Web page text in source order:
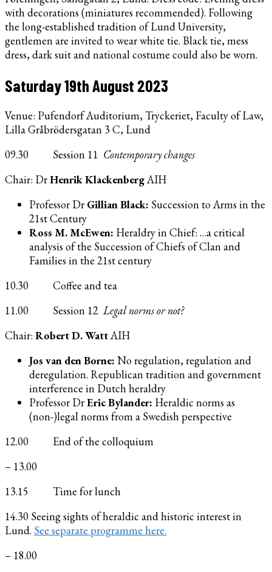
with decorations (miniatures recommended). Following
the long-established tradition of Lund University,
gentlemen are invited to wear white tie. Black tie, mess
dress, dark suit and national costume could also be worn.
Saturday 19th August 2023
Venue: Pufendorf Auditorium, Tryckeriet, Faculty of Law,
Lilla Gråbrödersgatan 3 C, Lund
09.30 Session 11 Contemporary changes
Chair: DrHenrik KlackenbergAIH
Professor Dr Gillian Black: Succession to Arms in the
21st Century
Ross M. McEwen: Heraldry in Chief: …a critical
analysis of the Succession of Chiefs of Clan and
Families in the 21st century
10.30 Coffee and tea
11.00 Session 12 Legal norms or not?
Chair: Robert D. WattAIH
Jos van den Borne: No regulation, regulation and
deregulation. Republican tradition and government
interference in Dutch heraldry
Professor DrEric Bylander: Heraldic norms as
(non-)legal norms from a Swedish perspective
12.00 End of the colloquium
– 13.00
13.15 Time for lunch
14.30 Seeing sights of heraldic and historic interest in
Lund. See separate programme here.
– 18.00